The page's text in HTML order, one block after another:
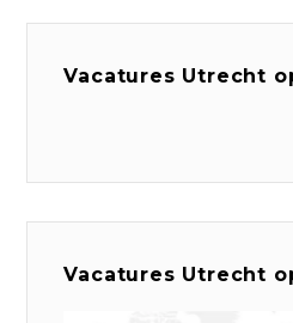
Vacatures Utrecht
Vacatures Utrecht